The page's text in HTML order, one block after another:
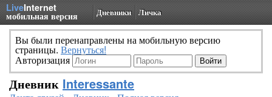
LiveInternet
мобильная версия Дневники Личка
Вы были перенаправлены на мобильную версию
страницы. Вернуться!
Авторизация
Дневник Interessante